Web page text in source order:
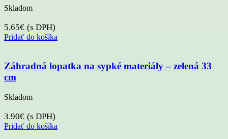
Skladom
5.65€ (s DPH)
Pridať do košíka
Záhradná lopatka na sypké materiály – zelená 33
cm
Skladom
3.90€ (s DPH)
Pridať do košíka